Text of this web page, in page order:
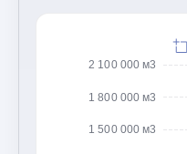
1 500 000 м3
1 800 000 м3
2 100 000 м3